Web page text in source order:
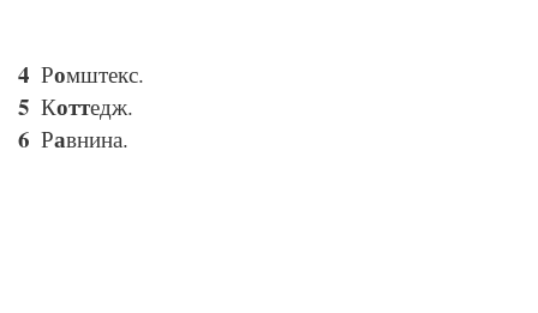
Ромштекс.
Коттедж.
Равнина.